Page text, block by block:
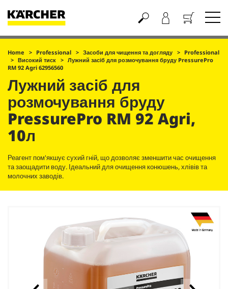
Кошик
Home Professional Засоби для чищення та догляду
Professional
Високий тиск
Лужний засіб для розмочування бруду PressurePro
RM 92 Agri 62956560
Лужний засіб для
розмочування бруду
PressurePro RM 92 Agri,
10л
Реагент пом'якшує сухий гній, що дозволяє зменшити час очищення
та заощадити воду. Ідеальний для очищення конюшень, хлівів та
молочних заводів.